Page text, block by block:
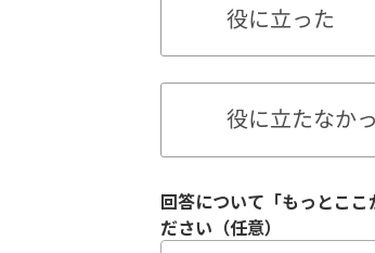
役に立った
役に立たなか
回答について「もっとこ
ださい（任意）